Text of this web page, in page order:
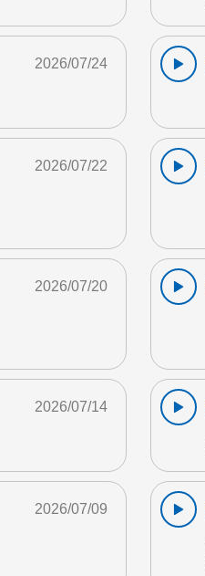
2026/07/24
2026/07/22
2026/07/20
2026/07/14
2026/07/09